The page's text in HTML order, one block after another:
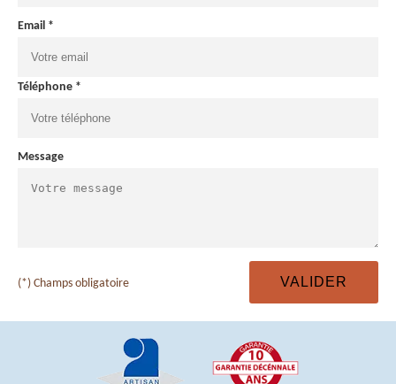
Email *
Téléphone *
Message
(*) Champs obligatoire